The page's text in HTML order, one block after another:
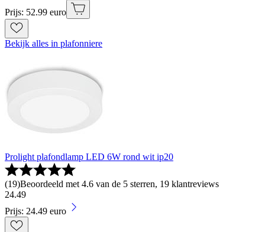
Prijs: 52.99 euro
Bekijk alles in plafonniere
Prolight plafondlamp LED 6W rond wit ip20
(19)Beoordeeld met 4.6 van de 5 sterren, 19 klantreviews
24.49
Prijs: 24.49 euro